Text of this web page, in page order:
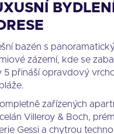
bazén s
zázemí, kde se
5 přináší opravdový
zařízených
Villeroy & Boch,
Gessi a chytrou